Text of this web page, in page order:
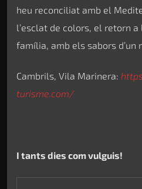
heu reconciliat amb el
l’esclat de colors, el retorn a
família, amb els sabors d’un
Cambrils, Vila Marinera:
turisme.com/
I tants dies com vulguis!